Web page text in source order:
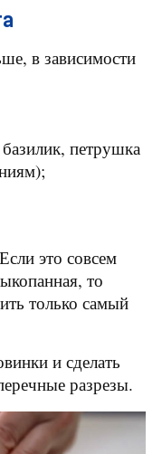
в зависимости
петрушка
это совсем
то
только самый
и сделать
разрезы.